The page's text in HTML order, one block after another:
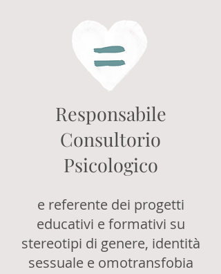
Responsabile
Consultorio
Psicologico
e referente dei progetti
educativi e formativi su
stereotipi di genere, identità
sessuale e omotransfobia